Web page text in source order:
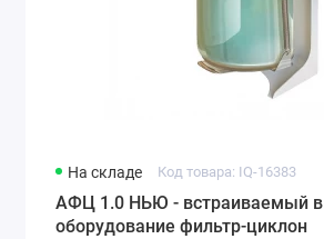
На складе Код товара: IQ-16383
АФЦ 1.0 НЬЮ - встраиваемый в
оборудование фильтр-циклон